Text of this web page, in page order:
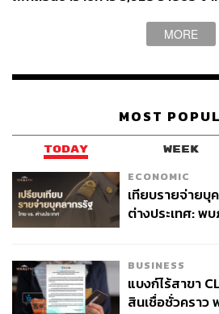
MORE
MOST
TODAY WEEK
ECONOMIC
เทียบรายจ่ายบุ
ต่างประเทศ: พ
BUSINESS
แบงก์ไร้สาขา
สินเชื่อชั่วครา